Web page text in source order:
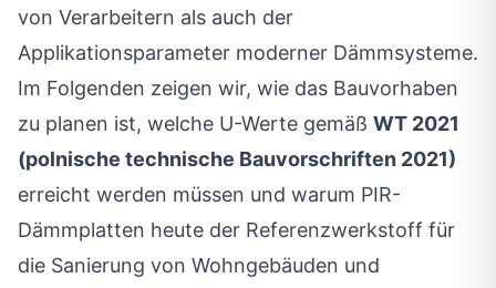
von Verarbeitern als auch der
Applikationsparameter moderner Dämmsysteme.
Im Folgenden zeigen wir, wie das Bauvorhaben
zu planen ist, welche U-Werte gemäß WT 2021
(polnische technische Bauvorschriften 2021)
erreicht werden müssen und warum PIR-
Dämmplatten heute der Referenzwerkstoff für
die Sanierung von Wohngebäuden und